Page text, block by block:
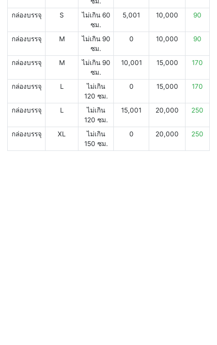
กล่องบรรจุ S
ไม่เกิน 60
ซม.
5,001 10,000 90
กล่องบรรจุ M
ไม่เกิน 90
ซม.
0 10,000 90
กล่องบรรจุ M
ไม่เกิน 90
ซม.
10,001 15,000 170
กล่องบรรจุ L
ไม่เกิน
120 ซม.
0 15,000 170
กล่องบรรจุ L
ไม่เกิน
120 ซม.
15,001 20,000 250
กล่องบรรจุ XL
ไม่เกิน
150 ซม.
0 20,000 250